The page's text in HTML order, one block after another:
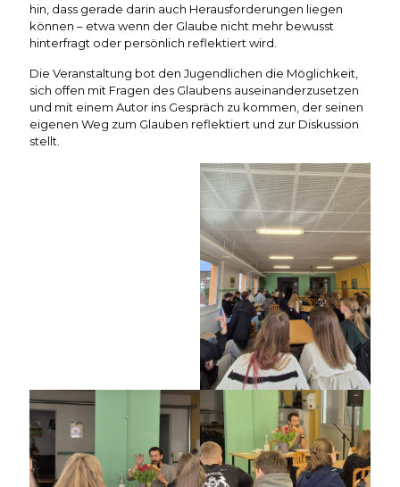
hin, dass gerade darin auch Herausforderungen liegen
können – etwa wenn der Glaube nicht mehr bewusst
hinterfragt oder persönlich reflektiert wird.
Die Veranstaltung bot den Jugendlichen die Möglichkeit,
sich offen mit Fragen des Glaubens auseinanderzusetzen
und mit einem Autor ins Gespräch zu kommen, der seinen
eigenen Weg zum Glauben reflektiert und zur Diskussion
stellt.